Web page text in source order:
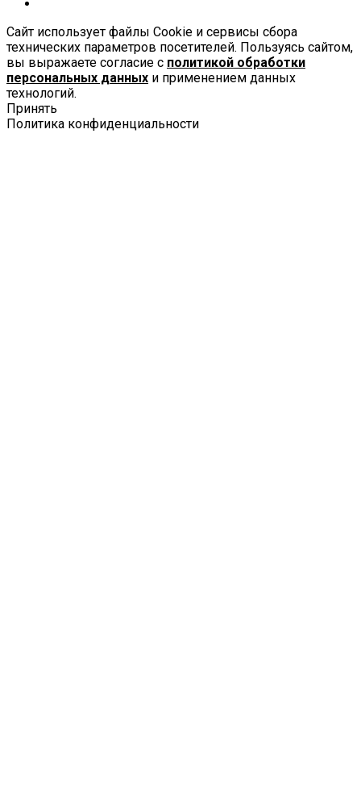
Сайт использует файлы Cookie и сервисы сбора
технических параметров посетителей. Пользуясь сайтом,
вы выражаете согласие с политикой обработки
персональных данных и применением данных
технологий.
Принять
Политика конфиденциальности